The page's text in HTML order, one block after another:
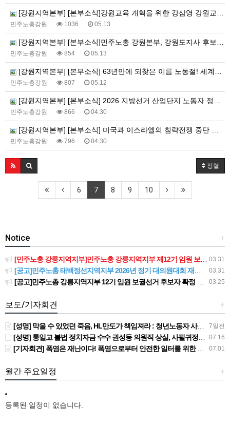
[강원지역본부] [본부소식]강원교육 개혁을 위한 강삼영 강원교육감 후보-민주노총 강원지역본부 정책협약식
민주노총강원 1036 05.13
[강원지역본부] [본부소식]민주노총 강원본부, 강원도지사 후보들에 ‘5대 영역 25개 노동과제’ 제안
민주노총강원 854 05.13
[강원지역본부] [본부소식] 63년만에 되찾은 이름 노동절! 세계노동절 강원지역대회를 보다!
민주노총강원 807 05.12
[강원지역본부] [본부소식] 2026 지방선거 산업단지 노동자 정책요구 서명운동+노동자 안전권 요구 집중 선전전
민주노총강원 866 04.30
[강원지역본부] [본부소식] 미국과 이스라엘의 침략전쟁 중단 및 호르무즈 해협 파병 거부 국민동의청원 대시민 캠페인
민주노총강원 796 04.30
정렬
6 7 8 9 10
+
Notice
03.31
[민주노총 강릉지역지부]민주노총 강릉지역지부 제12기 임원 보궐선거결과 공고
03.31
[공고]민주노총 태백정선지역지부 2026년 정기 대의원대회 재소집 건
03.25
[공고]민주노총 강릉지역지부 12기 임원 보궐선거 후보자 확정 공고
+
보도/기자회견
7일전
[성명] 막을 수 있었던 죽음, HL만도가 책임져라 : 청년노동자 사망사고의 철저한 진상규명과 재발방지 대책 마련하라
07.16
[성명] 통일교 불법 정치자금 수수 권성동 의원직 상실, 사필귀정이다
07.01
[기자회견] 폭염은 재난이다! 폭염으로부터 안전한 일터를 위한 민주노총 강원지역본부 폭염감시단 선포 기자회견
+
월간 주요일정
등록된 일정이 없습니다.